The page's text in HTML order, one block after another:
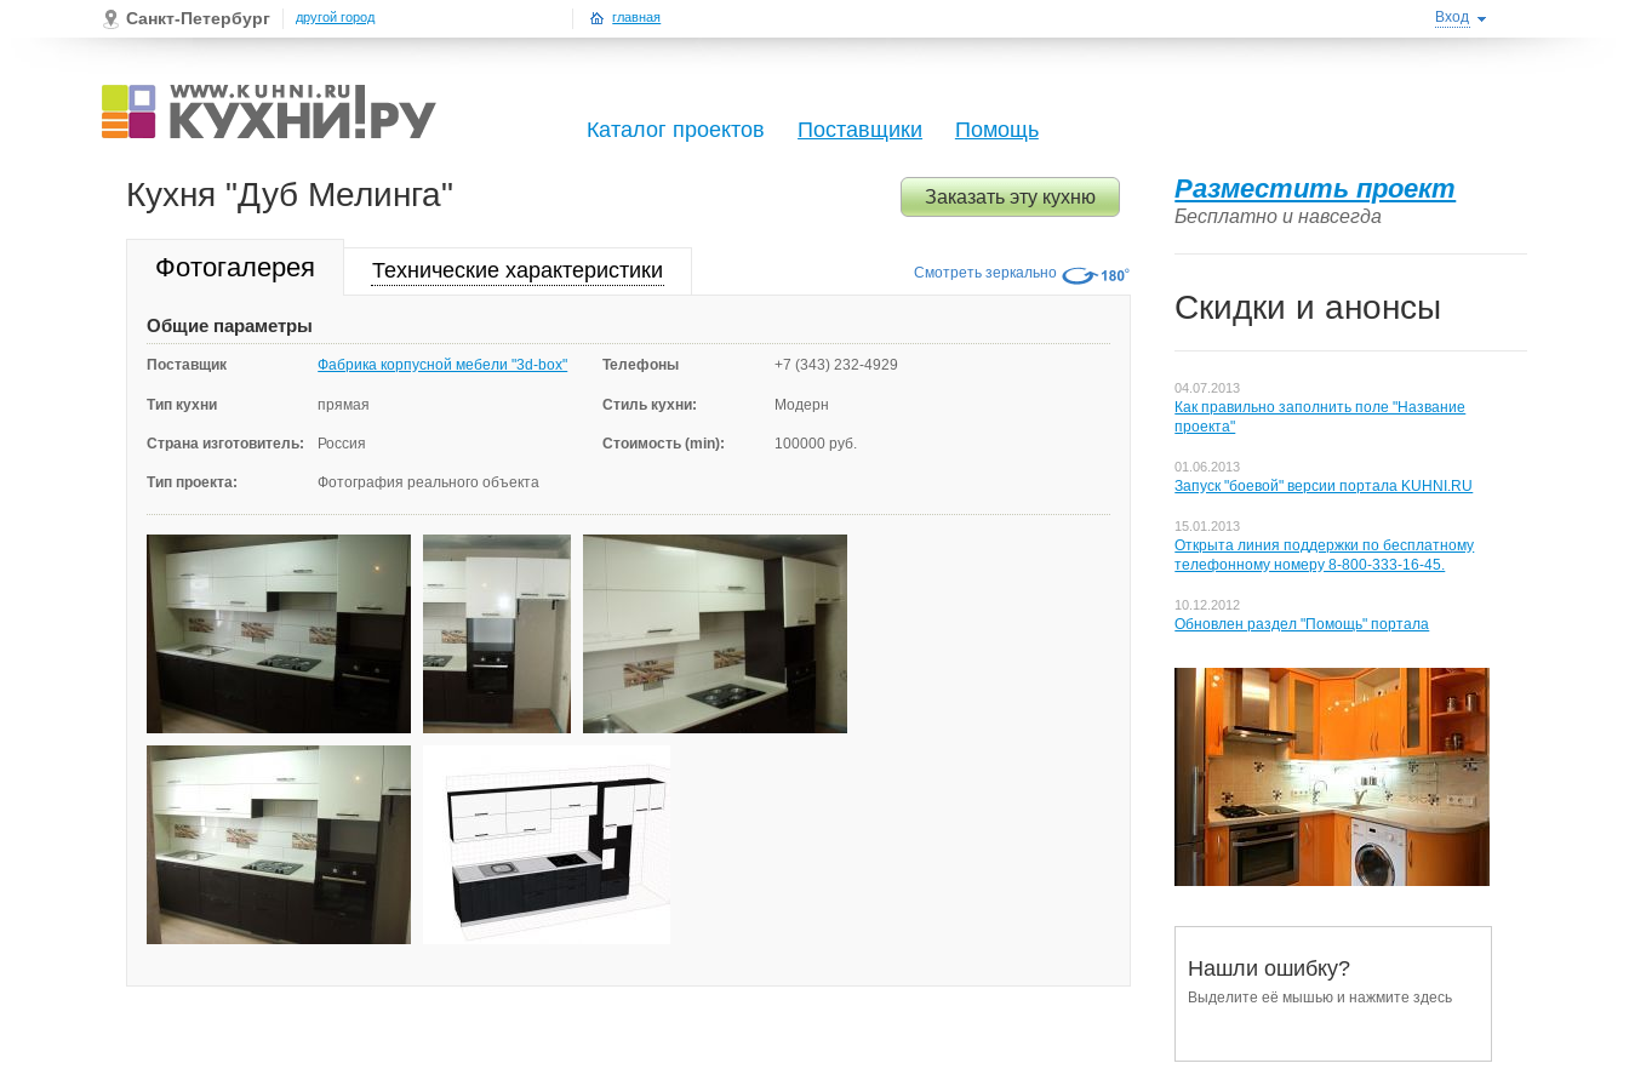
Каталог проектов Поставщики Помощь
Санкт-Петербург другой город главная Вход
Заказать эту кухню
Кухня "Дуб Мелинга"
Фотогалерея
Общие параметры
Поставщик Фабрика корпусной мебели "3d-box" Телефоны +7 (343) 232-4929
Тип кухни прямая Стиль кухни: Модерн
Страна изготовитель: Россия Стоимость (min): 100000 руб.
Тип проекта: Фотография реального объекта
Технические характеристики Смотреть зеркально
Разместить проект
Бесплатно и навсегда
Скидки и анонсы
04.07.2013
Как правильно заполнить поле "Название
проекта"
01.06.2013
Запуск "боевой" версии портала KUHNI.RU
15.01.2013
Открыта линия поддержки по бесплатному
телефонному номеру 8-800-333-16-45.
10.12.2012
Обновлен раздел "Помощь" портала
Нашли ошибку?
Выделите её мышью и нажмите здесь